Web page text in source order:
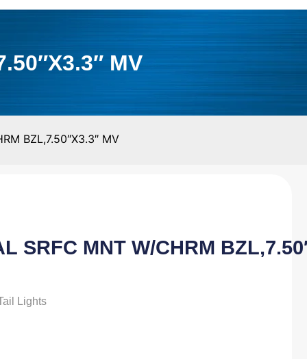
MV
BZL,7.50″X3.3″ MV
SRFC MNT W/CHRM
Lights